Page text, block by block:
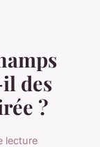
des
?
lecture